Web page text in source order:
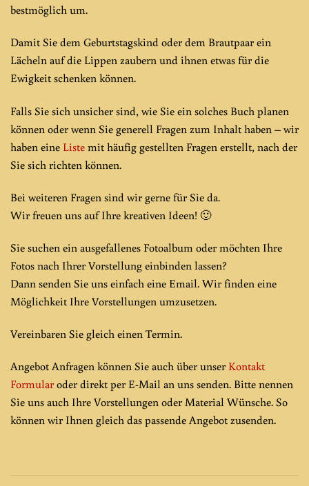
bestmöglich um.
Damit Sie dem Geburtstagskind oder dem Brautpaar ein
Lächeln auf die Lippen zaubern und ihnen etwas für die
Ewigkeit schenken können.
Falls Sie sich unsicher sind, wie Sie ein solches Buch planen
können oder wenn Sie generell Fragen zum Inhalt haben – wir
haben eine Listemit häufig gestellten Fragen erstellt, nach der
Sie sich richten können.
Bei weiteren Fragen sind wir gerne für Sie da.
Wir freuen uns auf Ihre kreativen Ideen! 🙂
Sie suchen ein ausgefallenes Fotoalbum oder möchten Ihre
Fotos nach Ihrer Vorstellung einbinden lassen?
Dann senden Sie uns einfach eine Email. Wir finden eine
Möglichkeit Ihre Vorstellungen umzusetzen.
Vereinbaren Sie gleich einen Termin.
Angebot Anfragen können Sie auch über unserKontakt
Formularoder direkt per E-Mail an uns senden. Bitte nennen
Sie uns auch Ihre Vorstellungen oder Material Wünsche. So
können wir Ihnen gleich das passende Angebot zusenden.